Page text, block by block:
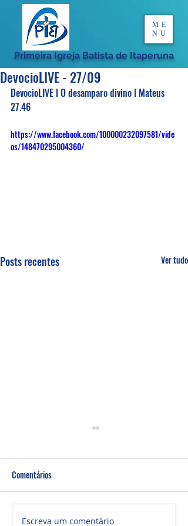
Primeira Igreja Batista de Itaperuna
ME
NU
DevocioLIVE - 27/09
DevocioLIVE l O desamparo divino l Mateus
27.46
https://www.facebook.com/100000232097581/vide
os/148470295004360/
Posts recentes Ver tudo
Comentários
Escreva um comentário